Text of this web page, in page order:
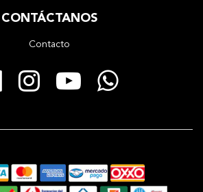
CONTÁCTANOS
Contacto
Facebook
Instagram
YouTube